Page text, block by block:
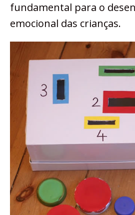
fundamental para o
emocional das crianças.